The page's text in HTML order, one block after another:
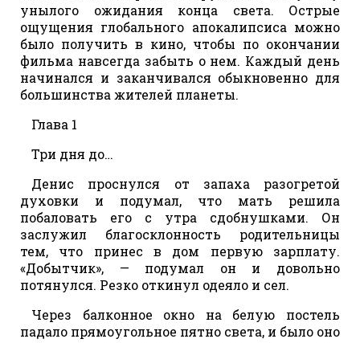
унылого ожидания конца света. Острые
ощущения глобального апокалипсиса можно
было получить в кино, чтобы по окончании
фильма навсегда забыть о нем. Каждый день
начинался и заканчивался обыкновенно для
большинства жителей планеты.
Глава 1
Три дня до…
Денис проснулся от запаха разогретой
духовки и подумал, что мать решила
побаловать его с утра сдобнушками. Он
заслужил благосклонность родительницы
тем, что принес в дом первую зарплату.
«Добытчик», — подумал он и довольно
потянулся. Резко откинул одеяло и сел.
Через балконное окно на белую постель
падало прямоугольное пятно света, и было оно